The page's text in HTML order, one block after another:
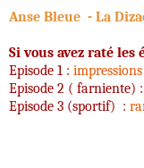
Anse Bleue - La
Si vous avez raté
Episode 1 :
Episode 2 ( farniente) :
Episode 3 (sportif) :